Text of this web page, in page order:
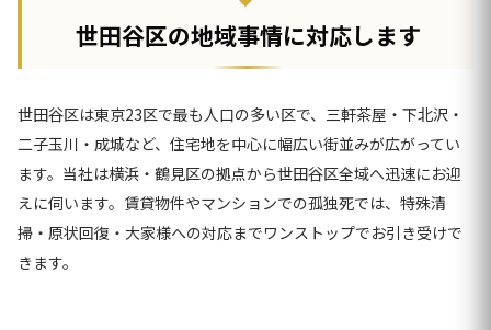
世田谷区の地域事情に対応します
世田谷区は東京23区で最も人口の多い区で、三軒茶屋・下北沢・
二子玉川・成城など、住宅地を中心に幅広い街並みが広がってい
ます。当社は横浜・鶴見区の拠点から世田谷区全域へ迅速にお迎
えに伺います。賃貸物件やマンションでの孤独死では、特殊清
掃・原状回復・大家様への対応までワンストップでお引き受けで
きます。